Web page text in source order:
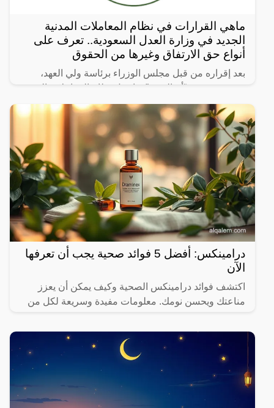
ماهي القرارات في نظام المعاملات المدنية
الجديد في وزارة العدل السعودية.. تعرف على
أنواع حق الارتفاق وغيرها من الحقوق
بعد إقراره من قبل مجلس الوزراء برئاسة ولي العهد،
نشرت صحيفة “أم القرى” تفاصيل نظام المعاملات المدنية
الجديد في المملكة العربية السعودية، والذي سيتم تطبيقه
بعد
درامينكس: أفضل 5 فوائد صحية يجب أن تعرفها
الآن
اكتشف فوائد درامينكس الصحية وكيف يمكن أن يعزز
مناعتك ويحسن نومك. معلومات مفيدة وسريعة لكل من